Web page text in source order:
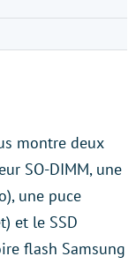
montre deux
SO-DIMM, une
une puce
et le SSD
flash Samsung